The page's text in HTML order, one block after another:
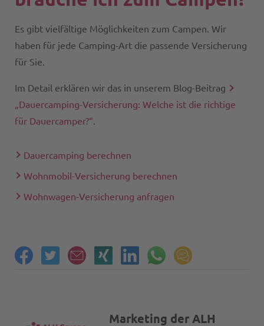
Es gibt vielfältige Möglichkeiten zum Campen. Wir
haben für jede Camping-Art die passende Versicherung
für Sie.
Im Detail erklären wir das in unserem Blog-Beitrag
„Dauercamping-Versicherung: Welche ist die richtige
für Dauercamper?“.
Dauercamping berechnen
Wohnmobil-Versicherung berechnen
Wohnwagen-Versicherung anfragen
Marketing der ALH